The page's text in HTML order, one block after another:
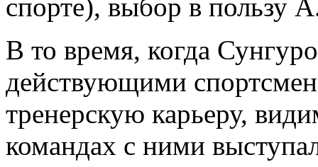
спорте), выбор в пользу
В то время, когда
действующими
тренерскую карьеру,
командах с ними